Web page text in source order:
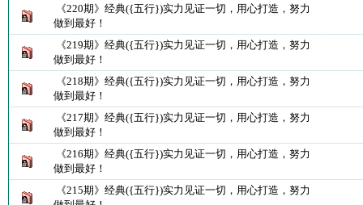
《220期》经典({五行})实力见证一切，用心打造，努力
做到最好！
《219期》经典({五行})实力见证一切，用心打造，努力
做到最好！
《218期》经典({五行})实力见证一切，用心打造，努力
做到最好！
《217期》经典({五行})实力见证一切，用心打造，努力
做到最好！
《216期》经典({五行})实力见证一切，用心打造，努力
做到最好！
《215期》经典({五行})实力见证一切，用心打造，努力